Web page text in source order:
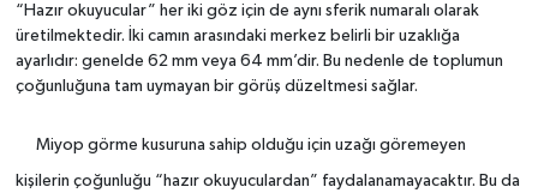
“Hazır okuyucular” her iki göz için de aynı sferik numaralı olarak
üretilmektedir. İki camın arasındaki merkez belirli bir uzaklığa
ayarlıdır: genelde 62 mm veya 64 mm’dir. Bu nedenle de toplumun
çoğunluğuna tam uymayan bir görüş düzeltmesi sağlar.
Miyop görme kusuruna sahip olduğu için uzağı göremeyen
kişilerin çoğunluğu “hazır okuyuculardan” faydalanamayacaktır. Bu da